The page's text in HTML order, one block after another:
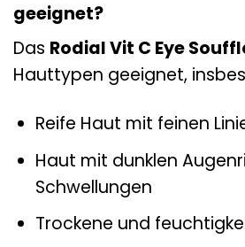
geeignet?
Das Rodial Vit C Eye
Hauttypen geeignet,
Reife Haut mit feinen
Haut mit dunklen
Schwellungen
Trockene und